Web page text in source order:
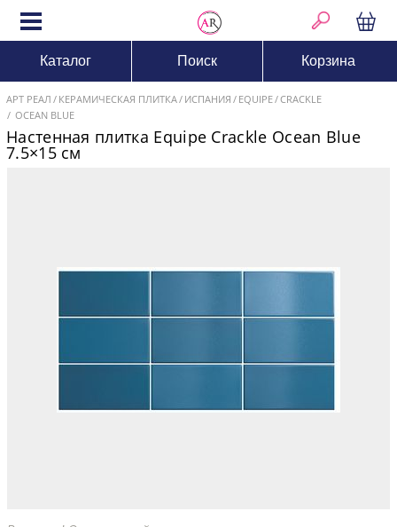
Каталог Поиск Корзина
АРТ РЕАЛ КЕРАМИЧЕСКАЯ ПЛИТКА ИСПАНИЯ EQUIPE CRACKLE
OCEAN BLUE
Настенная плитка Equipe Crackle Ocean Blue
7.5×15 см